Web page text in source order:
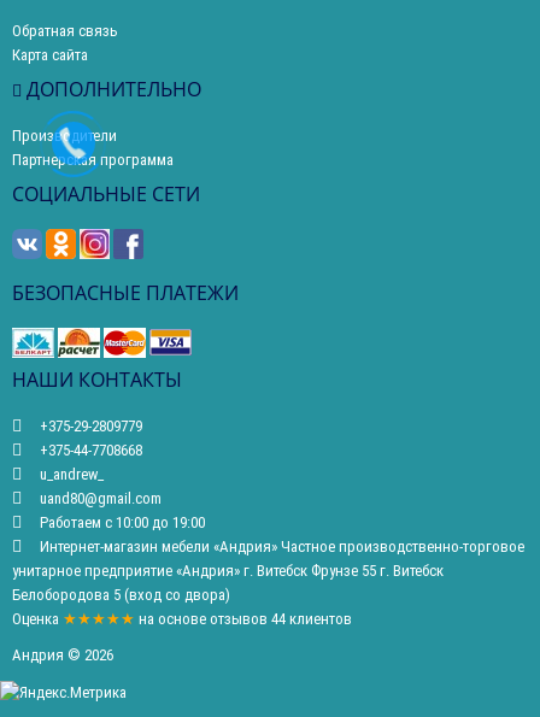
Обратная связь
Карта сайта
ДОПОЛНИТЕЛЬНО
Производители
Партнерская программа
СОЦИАЛЬНЫЕ СЕТИ
БЕЗОПАСНЫЕ ПЛАТЕЖИ
НАШИ КОНТАКТЫ
+375-29-2809779
+375-44-7708668
u_andrew_
uand80@gmail.com
Работаем с 10:00 до 19:00
Интернет-магазин мебели «Андрия» Частное производственно-торговое
унитарное предприятие «Андрия» г. Витебск Фрунзе 55 г. Витебск
Белобородова 5 (вход со двора)
Оценка ★★★★★ на основе отзывов 44 клиентов
Андрия © 2026